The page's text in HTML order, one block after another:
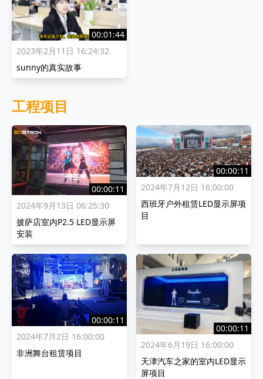
00:01:44
2023年2月11日 16:24:32
sunny的真实故事
工程项目
00:00:11
2024年9月13日 06:25:30
披萨店室内P2.5 LED显示屏
安装
00:00:11
2024年7月12日 16:00:00
西班牙户外租赁LED显示屏项
目
00:00:11
2024年7月2日 16:00:00
非洲舞台租赁项目
00:00:11
2024年6月19日 16:00:00
天津汽车之家的室内LED显示
屏项目